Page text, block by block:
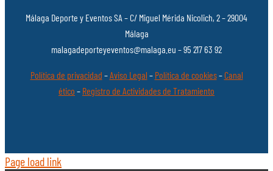
Málaga Deporte y Eventos SA – C/ Miguel Mérida Nicolich, 2 – 29004
Málaga
malagadeporteyeventos@malaga.eu – 95 217 63 92
Política de privacidad –Aviso Legal – Política de cookies–Canal
ético – Registro de Actividades de Tratamiento
Page load link